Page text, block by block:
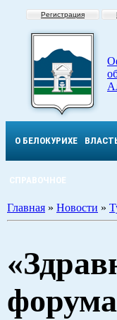
Регистрация
О БЕЛОКУРИХЕ
СПРАВОЧНОЕ
Главная » Новости »